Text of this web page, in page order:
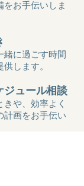
お手伝いしま
緒に過ごす時間
します。
ュール相談
や、効率よく
計画をお手伝い